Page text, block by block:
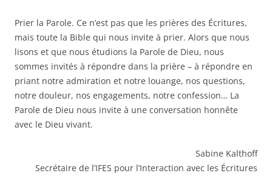
Prier la Parole. Ce n’est pas que les prières des Écritures,
mais toute la Bible qui nous invite à prier. Alors que nous
lisons et que nous étudions la Parole de Dieu, nous
sommes invités à répondre dans la prière – à répondre en
priant notre admiration et notre louange, nos questions,
notre douleur, nos engagements, notre confession… La
Parole de Dieu nous invite à une conversation honnête
avec le Dieu vivant.
Sabine Kalthoff
Secrétaire de l’IFES pour l’Interaction avec les Écritures